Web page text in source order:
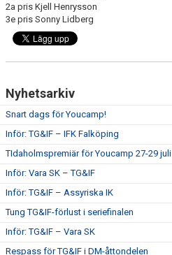
GAMLA GIFFS TORSDAGSTRÄFFAR
PLANSCHEMA
2a pris Kjell Henrysson
3e pris Sonny Lidberg
Nyhetsarkiv
Snart dags för Youcamp!
Inför: TG&IF – IFK Falköping
TIdaholmspremiär för Youcamp 27-29 juli
Inför: Vara SK – TG&IF
Inför: TG&IF – Assyriska IK
Tung TG&IF-förlust i seriefinalen
Inför: TG&IF – Vara SK
Respass för TG&IF i DM-åttondelen